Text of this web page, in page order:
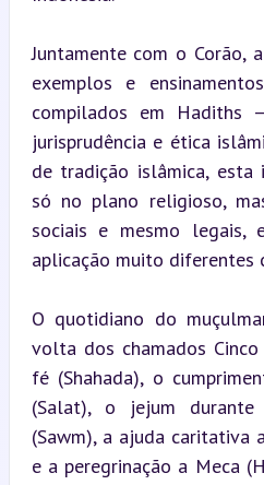
Juntamente com o Corão,
exemplos e
compilados em Hadiths
jurisprudência e ética
de tradição islâmica, esta
só no plano religioso,
sociais e mesmo legais,
aplicação muito diferentes
O quotidiano do
volta dos chamados
fé (Shahada), o
(Salat), o jejum
(Sawm), a ajuda caritativa
e a peregrinação a Meca